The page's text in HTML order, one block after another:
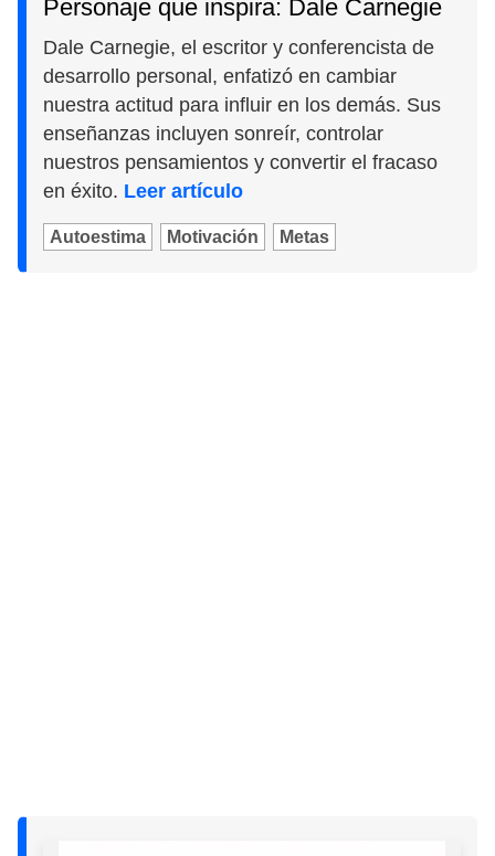
Personaje que inspira: Dale Carnegie
Dale Carnegie, el escritor y conferencista de
desarrollo personal, enfatizó en cambiar
nuestra actitud para influir en los demás. Sus
enseñanzas incluyen sonreír, controlar
nuestros pensamientos y convertir el fracaso
en éxito. Leer artículo
Autoestima Motivación Metas